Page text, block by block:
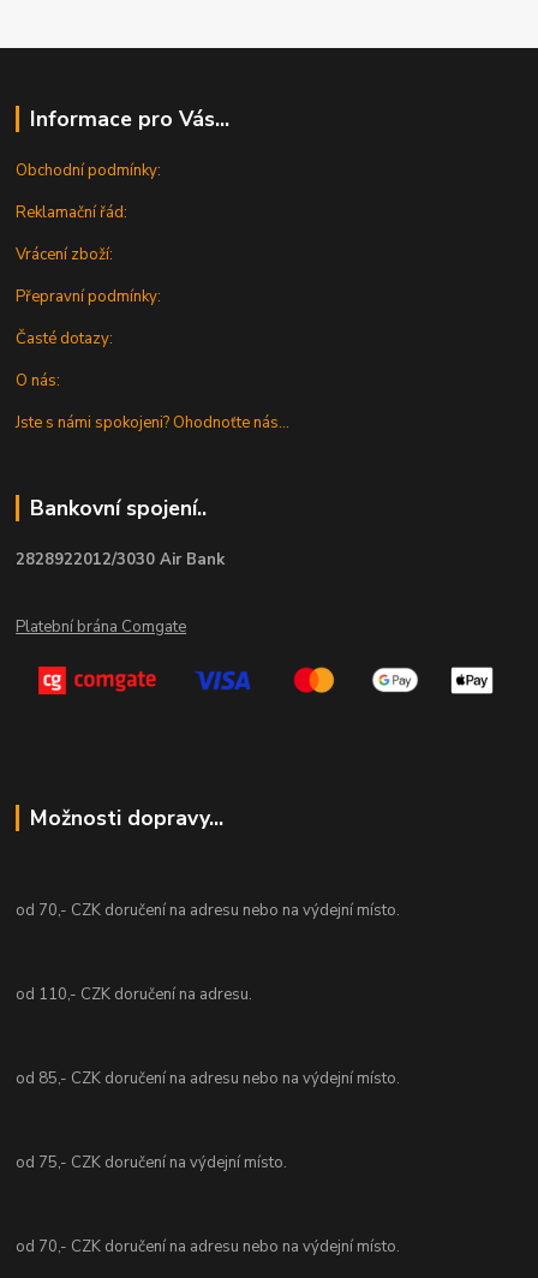
Informace pro Vás...
Obchodní podmínky:
Reklamační řád:
Vrácení zboží:
Přepravní podmínky:
Časté dotazy:
O nás:
Jste s námi spokojeni? Ohodnoťte nás...
Bankovní spojení..
2828922012/3030 Air Bank
Platební brána Comgate
Možnosti dopravy...
od 70,- CZK doručení na adresu nebo na výdejní místo.
od 110,- CZK doručení na adresu.
od 85,- CZK doručení na adresu nebo na výdejní místo.
od 75,- CZK doručení na výdejní místo.
od 70,- CZK doručení na adresu nebo na výdejní místo.